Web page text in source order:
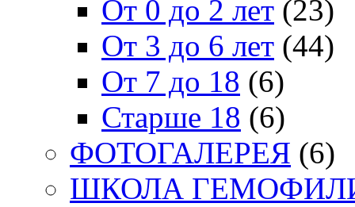
От 0 до 2 лет (23)
От 3 до 6 лет (44)
От 7 до 18 (6)
Старше 18 (6)
ФОТОГАЛЕРЕЯ (6)
ШКОЛА